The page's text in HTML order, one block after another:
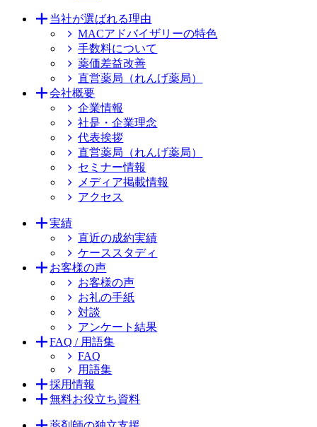
当社が選ばれる理由
MACアドバイザリーの特色
手数料について
薬価差益改善
直営薬局（れんげ薬局）
会社概要
企業情報
社是・企業理念
代表挨拶
直営薬局（れんげ薬局）
セミナー情報
メディア掲載情報
アクセス
実績
直近の成約実績
ケーススタディ
お客様の声
お客様の声
お礼の手紙
対談
アンケート結果
FAQ / 用語集
FAQ
用語集
採用情報
無料お役立ち資料